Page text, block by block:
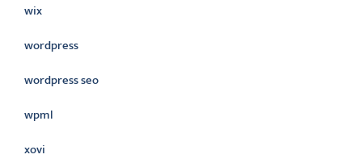
wix
wordpress
wordpress seo
wpml
xovi